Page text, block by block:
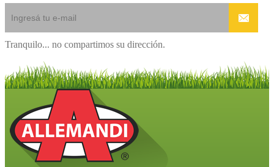
Tranquilo... no compartimos su dirección.